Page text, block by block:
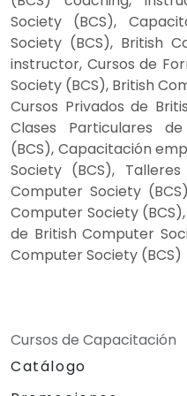
Society (BCS),
Society (BCS), British
instructor, Cursos de
Society (BCS), British
Cursos Privados de
Clases Particulares
(BCS), Capacitación
Society (BCS),
Computer Society
Computer Society
de British Computer
Computer Society (BCS)
Cursos de Capacitación
Catálogo